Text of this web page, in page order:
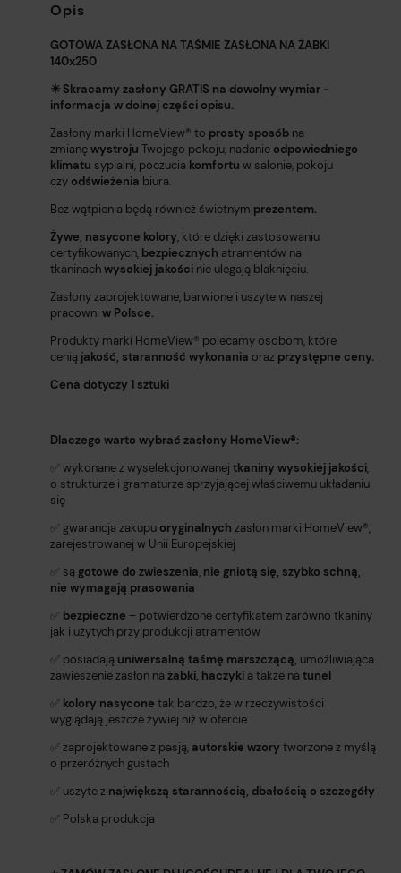
Opis
GOTOWA ZASŁONA NA TAŚMIE ZASŁONA NA ŻABKI
140x250
✴️ Skracamy zasłony GRATIS na dowolny wymiar -
informacja w dolnej części opisu.
Zasłony marki HomeView®️ to prosty sposób na
zmianęwystroju Twojego pokoju, nadanie odpowiedniego
klimatu sypialni, poczucia komfortu w salonie, pokoju
czy odświeżenia biura.
Bez wątpienia będą również świetnym prezentem.
Żywe, nasycone kolory, które dzięki zastosowaniu
certyfikowanych, bezpiecznych atramentów na
tkaninachwysokiej jakości nie ulegają blaknięciu.
Zasłony zaprojektowane, barwione i uszyte w naszej
pracowni w Polsce.
Produkty marki HomeView®️ polecamy osobom, które
cenią jakość, staranność wykonania oraz przystępne ceny.
Cena dotyczy 1 sztuki
Dlaczego warto wybrać zasłony HomeView®️:
✅ wykonane z wyselekcjonowanej tkaniny wysokiej jakości,
o strukturze i gramaturze sprzyjającej właściwemu układaniu
się
✅ gwarancja zakupu oryginalnych zasłon marki HomeView®️,
zarejestrowanej w Unii Europejskiej
✅ są gotowe do zwieszenia, nie gniotą się, szybko schną,
nie wymagają prasowania
✅ bezpieczne – potwierdzone certyfikatem zarówno tkaniny
jak i użytych przy produkcji atramentów
✅ posiadają uniwersalną taśmę marszczącą, umożliwiająca
zawieszenie zasłon na żabki, haczyki a także na tunel
✅ kolory nasycone tak bardzo, że w rzeczywistości
wyglądają jeszcze żywiej niż w ofercie
✅ zaprojektowane z pasją, autorskie wzory tworzone z myślą
o przeróżnych gustach
✅ uszyte z największą starannością, dbałością o szczegóły
✅ Polska produkcja